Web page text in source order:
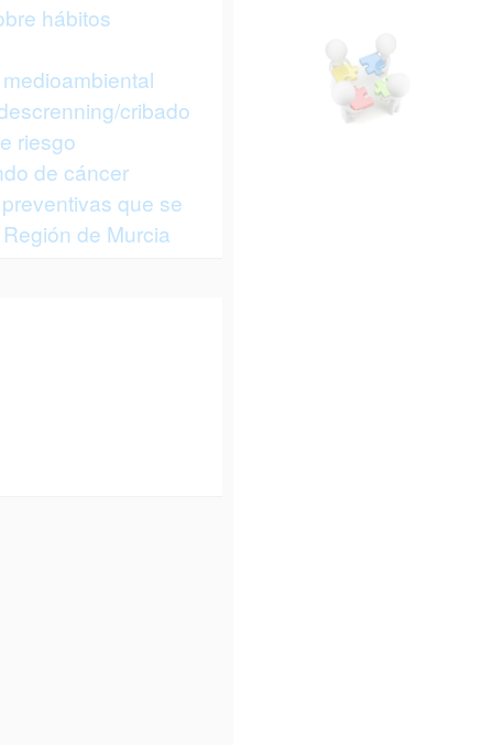
hábitos
cribado
riesgo
de cáncer
que se
de Murcia